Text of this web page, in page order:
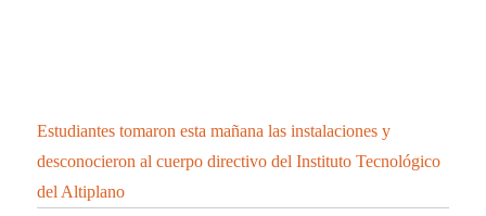
Estudiantes tomaron esta mañana las instalaciones y
desconocieron al cuerpo directivo del Instituto Tecnológico
del Altiplano